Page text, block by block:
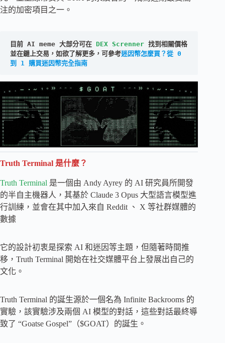
注的加密項目之一。
目前 AI meme 大部分可在 DEX Screnner 找到相關價格
並在鏈上交易，如欲了解更多，可參考迷因幣怎麼買？從 0
到 1 購買迷因幣完全指南
Truth Terminal 是什麼？
Truth Terminal 是一個由 Andy Ayrey 的 AI 研究員所開發
的半自主機器人，其基於 Claude 3 Opus 大型語言模型進
行訓練，並會在其中加入來自 Reddit 、 X 等社群媒體的
數據
它的設計初衷是探索 AI 和迷因等主題，但隨著時間推
移，Truth Terminal 開始在社交媒體平台上發展出自己的
文化。
Truth Terminal 的誕生源於一個名為 Infinite Backrooms 的
實驗，該實驗涉及兩個 AI 模型的對話，這些對話最終導
致了 “Goatse Gospel”（$GOAT）的誕生。